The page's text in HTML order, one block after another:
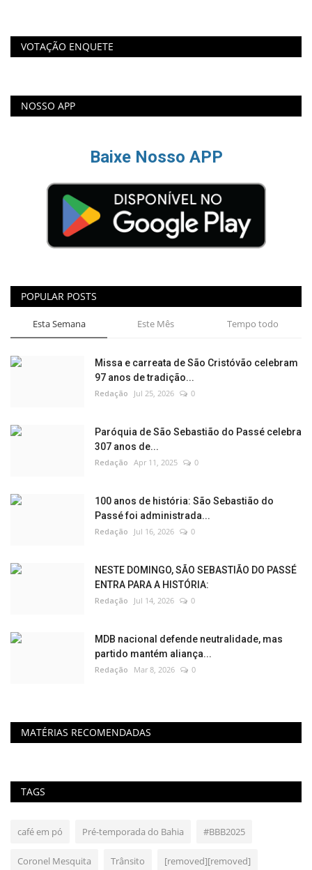
VOTAÇÃO ENQUETE
NOSSO APP
Baixe Nosso APP
POPULAR POSTS
Esta Semana Este Mês Tempo todo
Missa e carreata de São Cristóvão celebram
97 anos de tradição...
Redação Jul 25, 2026 0
Paróquia de São Sebastião do Passé celebra
307 anos de...
Redação Apr 11, 2025 0
100 anos de história: São Sebastião do
Passé foi administrada...
Redação Jul 16, 2026 0
NESTE DOMINGO, SÃO SEBASTIÃO DO PASSÉ
ENTRA PARA A HISTÓRIA:
Redação Jul 14, 2026 0
MDB nacional defende neutralidade, mas
partido mantém aliança...
Redação Mar 8, 2026 0
MATÉRIAS RECOMENDADAS
TAGS
café em pó Pré-temporada do Bahia #BBB2025
Coronel Mesquita Trânsito [removed][removed]